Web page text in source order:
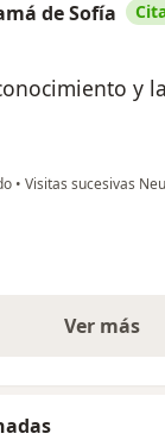
de Sofía
y
• Visitas sucesivas
Ver más